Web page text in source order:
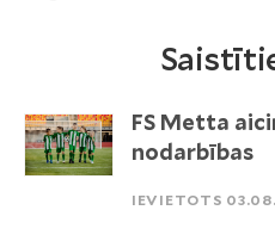
FS Metta
nodarbības
IEVIETOTS